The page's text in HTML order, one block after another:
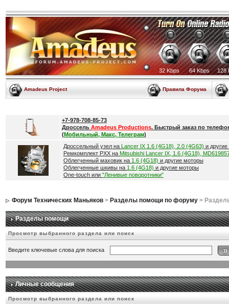
32 Kbps 64 Kbps 128
Amadeus Project Правила Форума
+7-978-708-85-73
Дроссель Amadeus Productions. Быстрый заказ по
(Мобильный, Макс, Телеграм)
Дроссельный узел на Lancer IX 1.6 (4G18), 2.0 (4G63) и
Ремкомплект РХХ на Mitsubishi Lancer IX, 1.6 (4G18),
Облегченный маховик на 1.6 (4G18) и другие моторы
Облегченные шкивы на 1.6 (4G18) и другие моторы
One-touch или "Ленивые поворотники"
Форум Технических Маньяков> Разделы помощи по форуму>
Разделы помощи
Просмотр выбранного раздела или поиск
Введите ключевые слова для поиска
Личные сообщения
Просмотр выбранного раздела или поиск